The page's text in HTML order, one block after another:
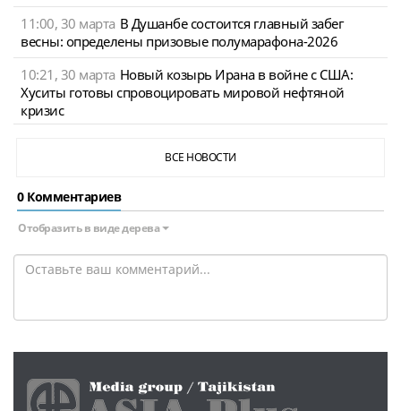
11:00, 30 марта В Душанбе состоится главный забег
весны: определены призовые полумарафона-2026
10:21, 30 марта Новый козырь Ирана в войне с США:
Хуситы готовы спровоцировать мировой нефтяной
кризис
ВСЕ НОВОСТИ
0 Комментариев
Отобразить в виде дерева